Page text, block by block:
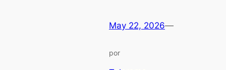
May 22, 2026—
por